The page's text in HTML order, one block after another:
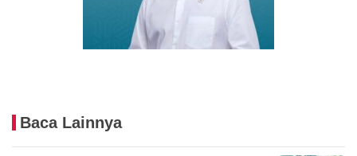
Baca Lainnya